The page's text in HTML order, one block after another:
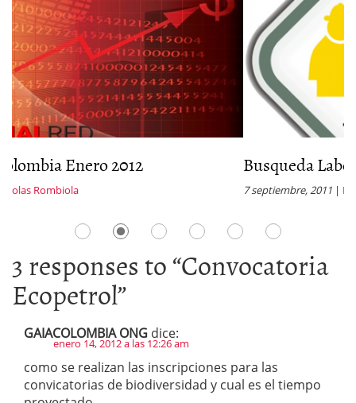
Busqueda Laboral 2012
7 septiembre, 2011 Diego Contreras
3 responses to “Convocatoria
Ecopetrol”
GAIACOLOMBIA ONG dice:
enero 14, 2012 a las 12:26 am
como se realizan las inscripciones para las
convicatorias de biodiversidad y cual es el tiempo